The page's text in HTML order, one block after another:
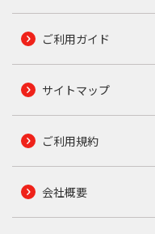
ご利用ガイド
サイトマップ
ご利用規約
会社概要